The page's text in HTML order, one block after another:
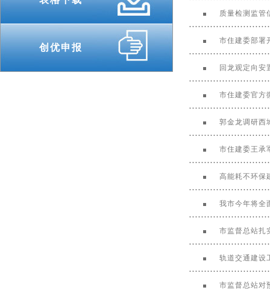
创优申报
质量检测监管
市住建委部署
回龙观定向安
市住建委官方
郭金龙调研西
市住建委王承
高能耗不环保
我市今年将全
市监督总站扎
轨道交通建设
市监督总站对